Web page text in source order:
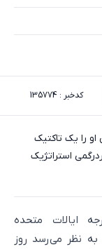
کدخبر : 135774
او را یک تاکتیک
استراتژیک
ایالات متحده
به نظر می‌رسد روز